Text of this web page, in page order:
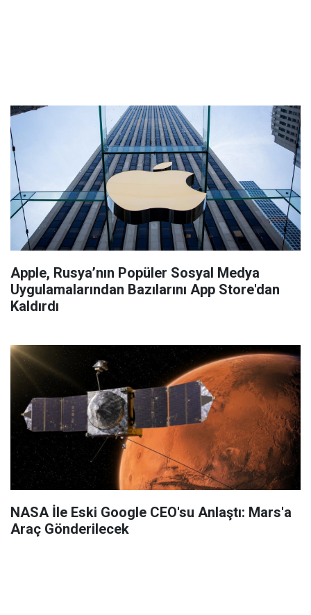
Apple, Rusya’nın Popüler Sosyal Medya
Uygulamalarından Bazılarını App Store'dan
Kaldırdı
NASA İle Eski Google CEO'su Anlaştı: Mars'a
Araç Gönderilecek